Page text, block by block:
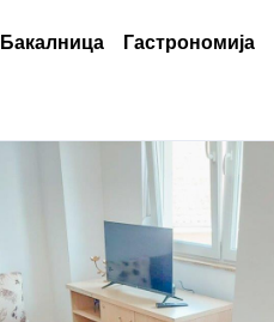
Бакалница Гастрономија